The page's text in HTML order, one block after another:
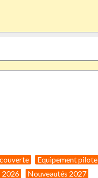
Equipement pilote
2026 Nouveautés 2027